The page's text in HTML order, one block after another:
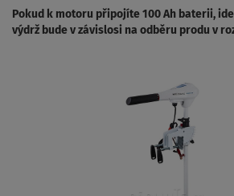
Pokud k motoru připojíte 100 Ah baterii,
výdrž bude v závislosi na odběru produ v